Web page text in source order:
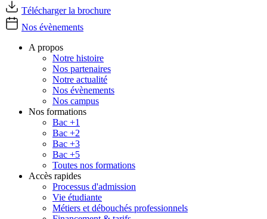
Télécharger la brochure
Nos évènements
A propos
Notre histoire
Nos partenaires
Notre actualité
Nos évènements
Nos campus
Nos formations
Bac +1
Bac +2
Bac +3
Bac +5
Toutes nos formations
Accès rapides
Processus d'admission
Vie étudiante
Métiers et débouchés professionnels